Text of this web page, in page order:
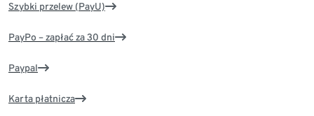
Szybki przelew (PayU)
PayPo – zapłać za 30 dni
Paypal
Karta płatnicza